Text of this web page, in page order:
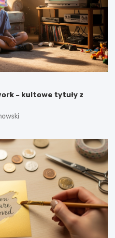
– kultowe tytuły z